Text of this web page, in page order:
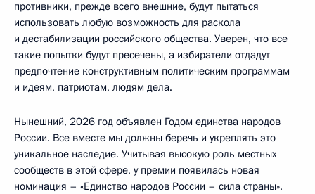
противники, прежде всего внешние, будут пытаться
использовать любую возможность для раскола
и дестабилизации российского общества. Уверен, что все
такие попытки будут пресечены, а избиратели отдадут
предпочтение конструктивным политическим программам
и идеям, патриотам, людям дела.
Нынешний, 2026 год объявлен Годом единства народов
России. Все вместе мы должны беречь и укреплять это
уникальное наследие. Учитывая высокую роль местных
сообществ в этой сфере, у премии появилась новая
номинация – «Единство народов России – сила страны».